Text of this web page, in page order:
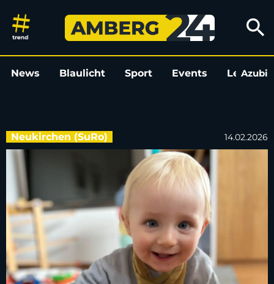
Registrierungsaktion in
search
News Blaulicht Sport Events LeoAzubi
Neukirchen (SuRo) 14.02.2026